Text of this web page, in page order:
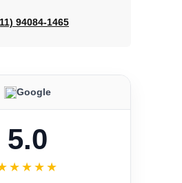
94084-1465
Google
5.0